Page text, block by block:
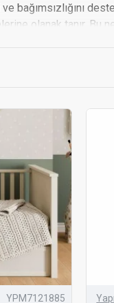
ve bağımsızlığını
olanak tanır. Bu
bir Montessori
yataktan
kendi eşyalarına
sunar.
Çocukların
setleri gibi
boyuna uygun
yardımcı olur.
YPM7121885